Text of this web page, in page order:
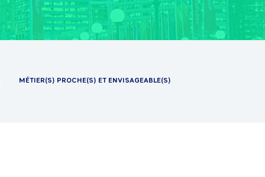
MÉTIER(S) PROCHE(S) ET ENVISAGEABLE(S)